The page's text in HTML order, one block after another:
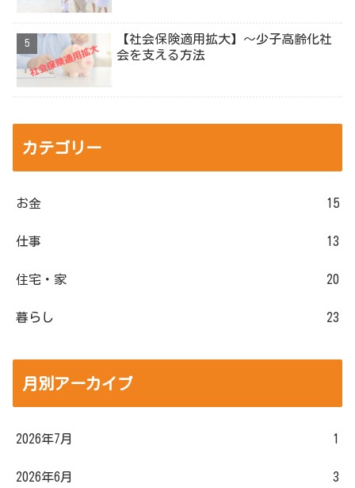
【社会保険適用拡大】～少子高齢化社
会を支える方法
カテゴリー
お金 15
仕事 13
住宅・家 20
暮らし 23
月別アーカイブ
2026年7月 1
2026年6月 3